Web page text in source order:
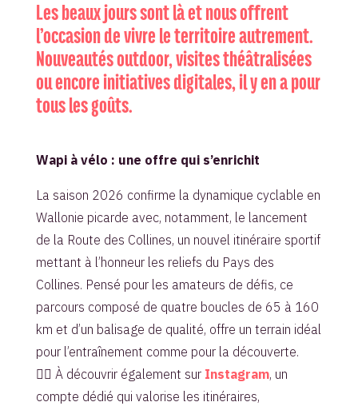
Les beaux jours sont là et nous offrent
l’occasion de vivre le territoire autrement.
Nouveautés outdoor, visites théâtralisées
ou encore initiatives digitales, il y en a pour
tous les goûts.
Wapi à vélo : une offre qui s’enrichit
La saison 2026 confirme la dynamique cyclable en
Wallonie picarde avec, notamment, le lancement
de la Route des Collines, un nouvel itinéraire sportif
mettant à l’honneur les reliefs du Pays des
Collines. Pensé pour les amateurs de défis, ce
parcours composé de quatre boucles de 65 à 160
km et d’un balisage de qualité, offre un terrain idéal
pour l’entraînement comme pour la découverte.
🚴‍♂️ À découvrir également sur Instagram, un
compte dédié qui valorise les itinéraires,